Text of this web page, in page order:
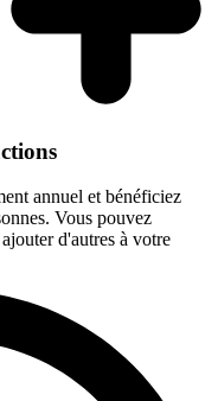
annuel et bénéficiez
Vous pouvez
d'autres à votre